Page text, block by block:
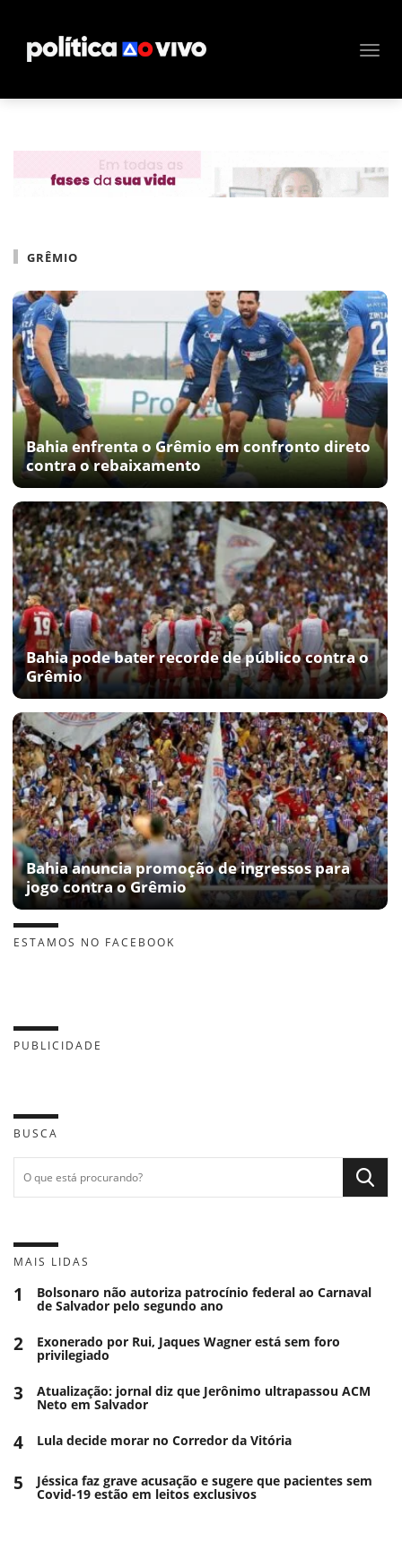
GRÊMIO
Bahia enfrenta o Grêmio em confronto direto
contra o rebaixamento
Bahia pode bater recorde de público contra o
Grêmio
Bahia anuncia promoção de ingressos para
jogo contra o Grêmio
ESTAMOS NO FACEBOOK
PUBLICIDADE
BUSCA
MAIS LIDAS
1 Bolsonaro não autoriza patrocínio federal ao Carnaval
de Salvador pelo segundo ano
2 Exonerado por Rui, Jaques Wagner está sem foro
privilegiado
3 Atualização: jornal diz que Jerônimo ultrapassou ACM
Neto em Salvador
4 Lula decide morar no Corredor da Vitória
5 Jéssica faz grave acusação e sugere que pacientes sem
Covid-19 estão em leitos exclusivos